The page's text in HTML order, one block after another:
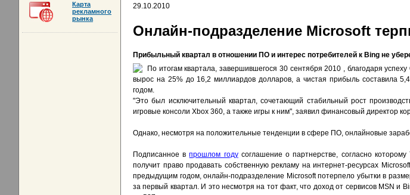
29.10.2010
Онлайн-подразделение Microsoft
Прибыльный квартал в отношении ПО и интерес потребителей к Bing не
По итогам квартала, завершившегося 30 сентября 2010 , благодаря
вырос на 25% до 16,2 миллиардов долларов, а чистая прибыль составила
годом.
"Это был исключительный квартал, сочетающий стабильный рост
игровые консоли Xbox 360, а также игры к ним", заявил финансовый директор
Однако, несмотря на положительные тенденции в сфере ПО, онлайновые
Подписанное впрошлом годусоглашение о партнерстве, согласно
получит право продавать собственную рекламу на интернет-ресурсах
предыдущим годом, онлайн-подразделение Microsoft потерпело убытки в
за первый квартал. И это несмотря на тот факт, что доход от сервисов MSN и
Карта
рекламного
рынка